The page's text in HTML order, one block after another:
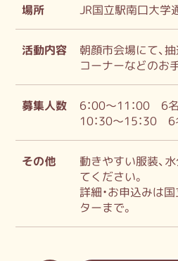
場所 JR国立駅南口大学
活動内容
朝顔市会場にて、
コーナーなどのお
募集人数
6：00～11：00 6名
10：30～15：30 6
その他
動きやすい服装、
てください。
詳細・お申込みは
ターまで。